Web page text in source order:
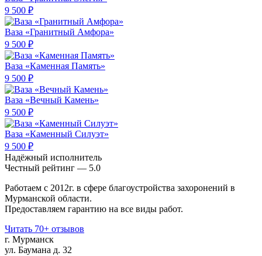
9 500 ₽
Ваза «Гранитный Амфора»
9 500 ₽
Ваза «Каменная Память»
9 500 ₽
Ваза «Вечный Камень»
9 500 ₽
Ваза «Каменный Силуэт»
9 500 ₽
Надёжный исполнитель
Чеcтный рейтинг — 5.0
Работаем с 2012г. в сфере благоустройства захоронений в
Мурманской области.
Предоставляем гарантию на все виды работ.
Читать 70+ отзывов
г. Мурманск
ул. Баумана д. 32